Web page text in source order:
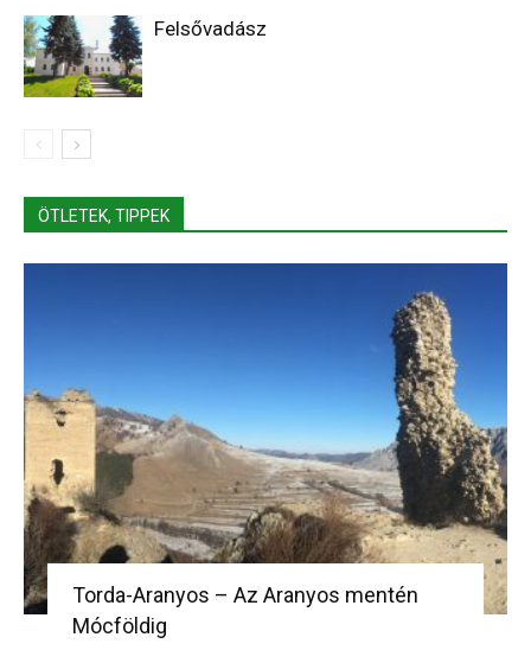
Felsővadász
ÖTLETEK, TIPPEK
Torda-Aranyos – Az Aranyos mentén
Mócföldig